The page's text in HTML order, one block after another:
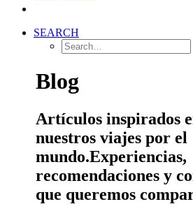
SEARCH
Blog
Artículos inspirados
nuestros viajes por el
mundo.Experiencias,
recomendaciones y
que queremos